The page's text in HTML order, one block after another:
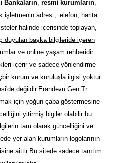
Bankaların, resmi kurumların,
işletmenin adres , telefon, harita
halinde içerisinde toplayan,
duyulan başka bilgileride içeren
ve online yaşam rehberidir.
içerir ve sadece yönlendirme
kurum ve kuruluşla ilgisi yoktur
değildir.Erandevu.Gen.Tr
için yoğun çaba göstermesine
yitirmiş blgiler olabilir bu
tam olarak güncelliğini ve
yer alan kurumların logolarının
aittir.Bu sitede sadece tanıtım